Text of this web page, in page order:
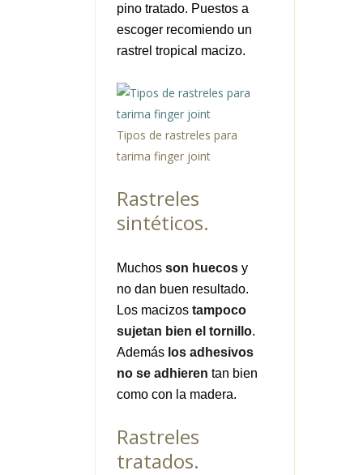
pino tratado. Puestos a
escoger recomiendo un
rastrel tropical macizo.
Tipos de rastreles para
tarima finger joint
Rastreles
sintéticos.
Muchos son huecos y
no dan buen resultado.
Los macizos tampoco
sujetan bien el tornillo.
Además los adhesivos
no se adhieren tan bien
como con la madera.
Rastreles
tratados.